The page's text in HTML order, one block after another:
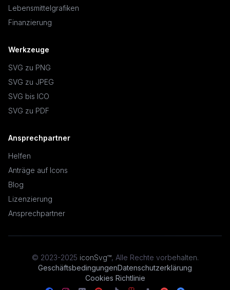
Lebensmittelgrafiken
Finanzierung
Werkzeuge
SVG zu PNG
SVG zu JPEG
SVG bis ICO
SVG zu PDF
Ansprechpartner
Helfen
Anträge auf Icons
Blog
Lizenzierung
Ansprechpartner
© 2023-2025 iconSvg™, Alle Rechte vorbehalten.
GeschäftsbedingungenDatenschutzerklärung
Cookies Richtlinie